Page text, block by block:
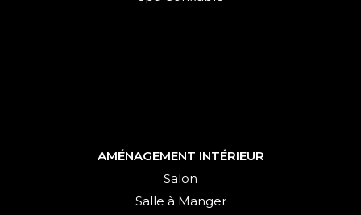
AMÉNAGEMENT INTÉRIEUR
Salon
Salle à Manger